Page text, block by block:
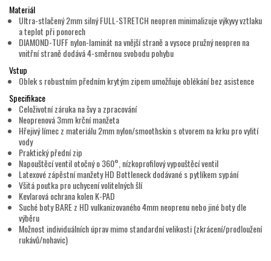
Materiál
Ultra-stlačený 2mm silný FULL-STRETCH neopren minimalizuje výkyvy vztlaku
a teplot při ponorech
DIAMOND-TUFF nylon-laminát na vnější straně a vysoce pružný neopren na
vnitřní straně dodává 4-směrnou svobodu pohybu
Vstup
Oblek s robustním předním krytým zipem umožňuje oblékání bez asistence
Specifikace
Celoživotní záruka na švy a zpracování
Neoprenová 3mm krční manžeta
Hřejivý límec z materiálu 2mm nylon/smoothskin s otvorem na krku pro vylití
vody
Praktický přední zip
Napouštěcí ventil otočný o 360°, nízkoprofilový vypouštěcí ventil
Latexové zápěstní manžety HD Bottleneck dodávané s pytlíkem sypání
Všitá poutka pro uchycení volitelných šlí
Kevlarová ochrana kolen K-PAD
Suché boty BARE z HD vulkanizovaného 4mm neoprenu nebo jiné boty dle
výběru
Možnost individuálních úprav mimo standardní velikosti (zkrácení/prodloužení
rukávů/nohavic)